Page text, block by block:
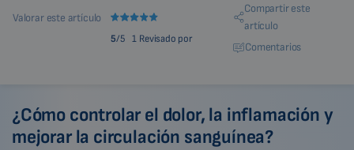
Valorar este artículo
5/5 1 Revisado por
Compartir este
artículo
Comentarios
¿Cómo controlar el dolor, la inflamación y
mejorar la circulación sanguínea?